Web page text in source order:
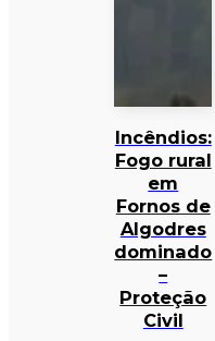
Incêndios:
Fogo rural
em
Fornos de
Algodres
dominado
–
Proteção
Civil